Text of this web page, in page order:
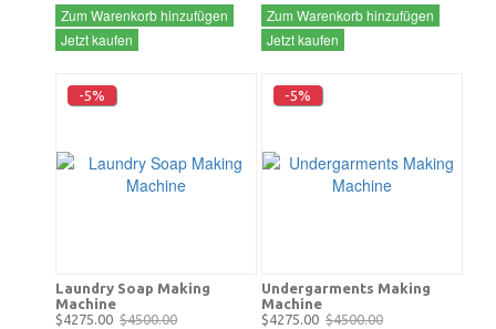
Zum Warenkorb hinzufügen
Jetzt kaufen
Zum Warenkorb hinzufügen
Jetzt kaufen
-5%
Laundry Soap Making
Machine
$4275.00 $4500.00
-5%
Undergarments Making
Machine
$4275.00 $4500.00